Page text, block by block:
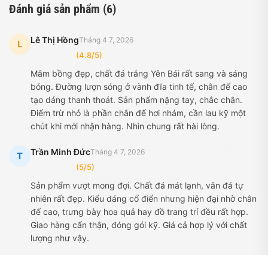
Đánh giá sản phẩm (6)
L Lê Thị HồngTháng 4 7, 2026
(4.8/5)
Mâm bồng đẹp, chất đá trắng Yên Bái rất sang và sáng
bóng. Đường lượn sóng ở vành đĩa tinh tế, chân đế cao
tạo dáng thanh thoát. Sản phẩm nặng tay, chắc chắn.
Điểm trừ nhỏ là phần chân đế hơi nhám, cần lau kỹ một
chút khi mới nhận hàng. Nhìn chung rất hài lòng.
T Trần Minh ĐứcTháng 4 7, 2026
(5/5)
Sản phẩm vượt mong đợi. Chất đá mát lạnh, vân đá tự
nhiên rất đẹp. Kiểu dáng cổ điển nhưng hiện đại nhờ chân
đế cao, trưng bày hoa quả hay đồ trang trí đều rất hợp.
Giao hàng cẩn thận, đóng gói kỹ. Giá cả hợp lý với chất
lượng như vậy.